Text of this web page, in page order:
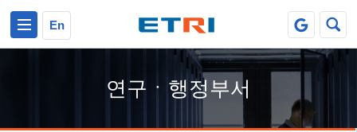
En
연구ㆍ행정부서